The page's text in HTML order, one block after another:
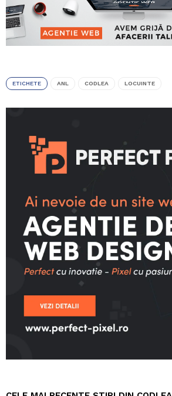
ETICHETE ANL CODLEA LOCUINTE